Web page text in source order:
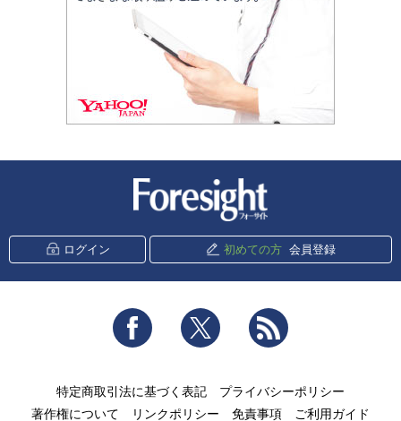
ログイン 初めての方 会員登録
Facebook Twitter
特定商取引法に基づく表記
プライバシーポリシー
著作権について
リンクポリシー 免責事項 ご利用ガイド